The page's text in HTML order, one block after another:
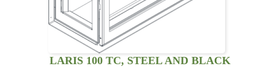
LARIS 100 TC, STEEL AND BLACK